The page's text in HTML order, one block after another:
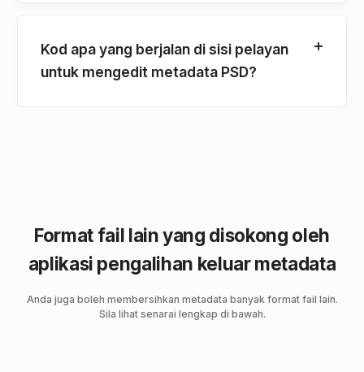
Kod apa yang berjalan di sisi pelayan
untuk mengedit metadata PSD?
Format fail lain yang disokong oleh
aplikasi pengalihan keluar metadata
Anda juga boleh membersihkan metadata banyak format fail lain.
Sila lihat senarai lengkap di bawah.